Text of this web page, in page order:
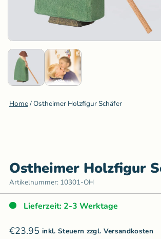
Home/Ostheimer Holzfigur Schäfer
Ostheimer Holzfigur
Artikelnummer: 10301-OH
Lieferzeit: 2-3 Werktage
€23.95 inkl. Steuern zzgl. Versandkosten